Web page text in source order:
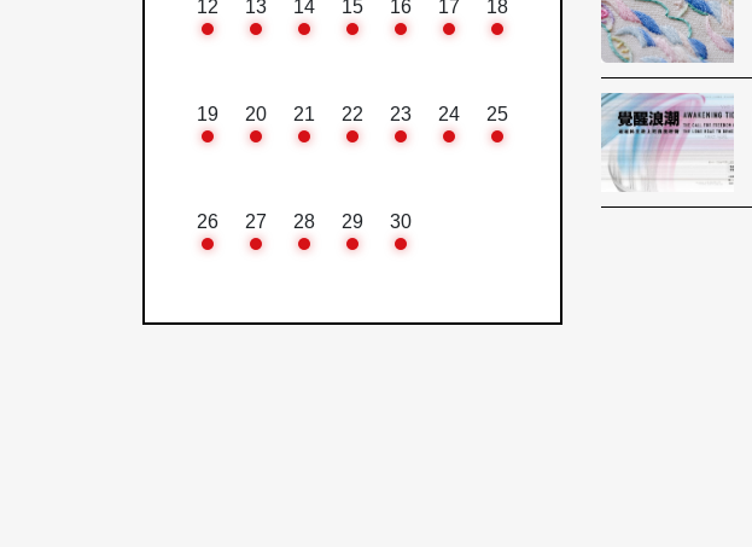
12 13 14 15 16 17 18
19 20 21 22 23 24 25
26 27 28 29 30